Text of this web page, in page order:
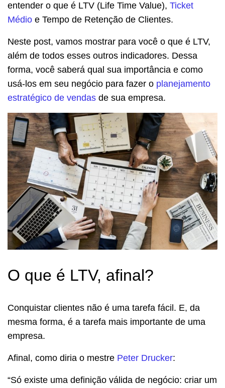
entender o que é LTV (Life Time Value), Ticket
Médio e Tempo de Retenção de Clientes.
Neste post, vamos mostrar para você o que é LTV,
além de todos esses outros indicadores. Dessa
forma, você saberá qual sua importância e como
usá-los em seu negócio para fazer o planejamento
estratégico de vendas de sua empresa.
O que é LTV, afinal?
Conquistar clientes não é uma tarefa fácil. E, da
mesma forma, é a tarefa mais importante de uma
empresa.
Afinal, como diria o mestre Peter Drucker:
“Só existe uma definição válida de negócio: criar um